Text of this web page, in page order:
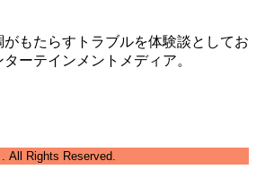
もたらすトラブルを体験談としてお
ーテインメントメディア。
All Rights Reserved.